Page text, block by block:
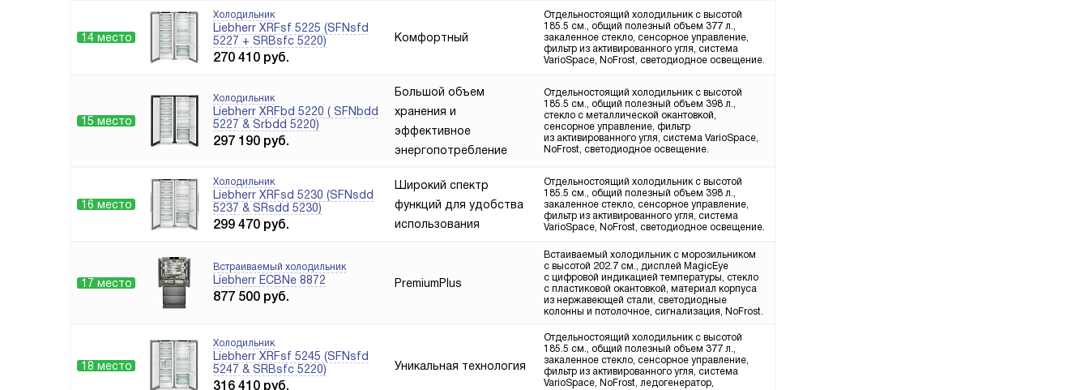
14 место
Холодильник
Liebherr XRFsf 5225 (SFNsfd
5227 + SRBsfc 5220)
270 410 руб.
Комфортный
Отдельностоящий холодильник с высотой
185.5 см., общий полезный объем 377 л.,
закаленное стекло, сенсорное управление,
фильтр из активированного угля, система
VarioSpace, NoFrost, светодиодное освещение.
15 место
Холодильник
Liebherr XRFbd 5220 ( SFNbdd
5227 & Srbdd 5220)
297 190 руб.
Большой объем
хранения и
эффективное
энергопотребление
Отдельностоящий холодильник с высотой
185.5 см., общий полезный объем 398 л.,
стекло с металлической окантовкой,
сенсорное управление, фильтр
из активированного угля, система VarioSpace,
NoFrost, светодиодное освещение.
16 место
Холодильник
Liebherr XRFsd 5230 (SFNsdd
5237 & SRsdd 5230)
299 470 руб.
Широкий спектр
функций для удобства
использования
Отдельностоящий холодильник с высотой
185.5 см., общий полезный объем 398 л.,
закаленное стекло, сенсорное управление,
фильтр из активированного угля, система
VarioSpace, NoFrost, светодиодное освещение.
17 место
Встраиваемый холодильник
Liebherr ECBNe 8872
877 500 руб.
PremiumPlus
Встаиваемый холодильник с морозильником
с высотой 202.7 см., дисплей MagicEye
с цифровой индикацией температуры, стекло
с пластиковой окантовкой, материал корпуса
из нержавеющей стали, светодиодные
колонны и потолочное, сигнализация, NoFrost.
18 место
Холодильник
Liebherr XRFsf 5245 (SFNsfd
5247 & SRBsfc 5220)
316 410 руб.
Уникальная технология
Отдельностоящий холодильник с высотой
185.5 см., общий полезный объем 377 л.,
закаленное стекло, сенсорное управление,
фильтр из активированного угля, система
VarioSpace, NoFrost, ледогенератор,